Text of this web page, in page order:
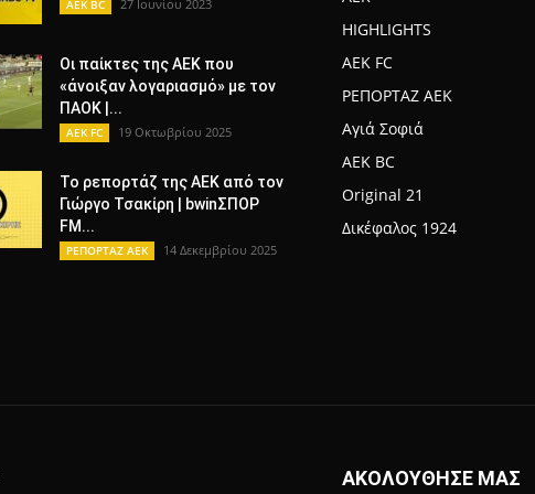
AEK BC 27 Ιουνίου 2023
Οι παίκτες της ΑΕΚ που
«άνοιξαν λογαριασμό» με τον
ΠΑΟΚ |...
AEK FC 19 Οκτωβρίου 2025
To ρεπορτάζ της ΑΕΚ από τον
Γιώργο Τσακίρη | bwinΣΠΟΡ
FM...
ΡΕΠΟΡΤΑΖ ΑΕΚ 14 Δεκεμβρίου 2025
HIGHLIGHTS
AEK FC
ΡΕΠΟΡΤΑΖ ΑΕΚ
Αγιά Σοφιά
AEK BC
Original 21
Δικέφαλος 1924
ΑΚΟΛΟΥΘΗΣΕ ΜΑΣ